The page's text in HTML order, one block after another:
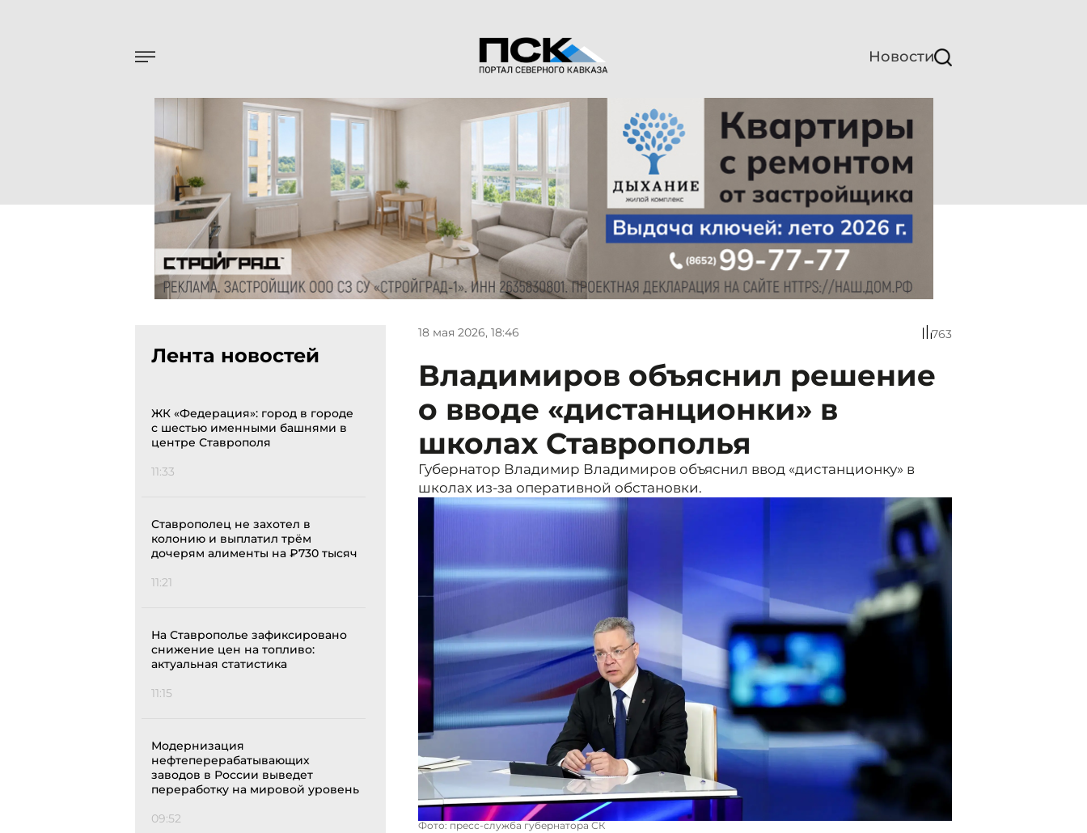
Новости
Лента новостей
ЖК «Федерация»: город в городе
с шестью именными башнями в
центре Ставрополя
11:33
Ставрополец не захотел в
колонию и выплатил трём
дочерям алименты на ₽730 тысяч
11:21
На Ставрополье зафиксировано
снижение цен на топливо:
актуальная статистика
11:15
Модернизация
нефтеперерабатывающих
заводов в России выведет
переработку на мировой уровень
09:52
18 мая 2026, 18:46 763
Владимиров объяснил решение
о вводе «дистанционки» в
школах Ставрополья
Губернатор Владимир Владимиров объяснил ввод «дистанционку» в
школах из-за оперативной обстановки.
Фото: пресс-служба губернатора СК